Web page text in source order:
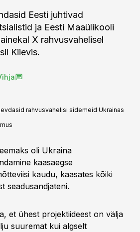
Eesti juhtivad
ja Eesti Maaülikooli
X rahvusvahelisel
Kiievis.
rahvusvahelisi sidemeid Ukrainas
oli Ukraina
kaasaegse
kaudu, kaasates kõiki
seadusandjateni.
et ühest projektiideest on välja
suuremat kui algselt